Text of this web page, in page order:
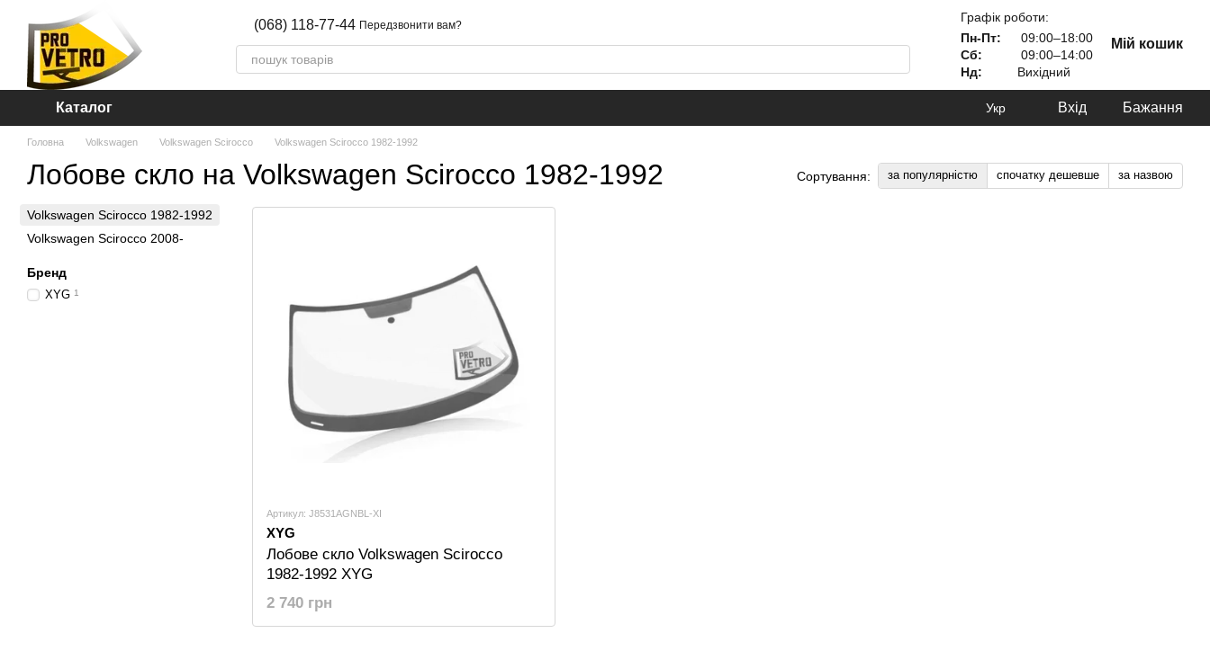
Перейти до основного контенту
(068) 118-77-44 Передзвонити вам?
Графік роботи:
Пн-Пт:
09:00–18:00
Сб:
09:00–14:00
Нд:
Вихідний
Мій кошик
Каталог Укр Вхід Бажання
Головна Volkswagen Volkswagen Scirocco Volkswagen Scirocco 1982-1992
Лобове скло на Volkswagen Scirocco 1982-1992 Сортування: за популярністю спочатку дешевше за назвою
Артикул: J8531AGNBL-XI
XYG
Лобове скло Volkswagen Scirocco
1982-1992 XYG
2 740 грн
Volkswagen Scirocco 1982-1992
Volkswagen Scirocco 2008-
Бренд
XYG 1